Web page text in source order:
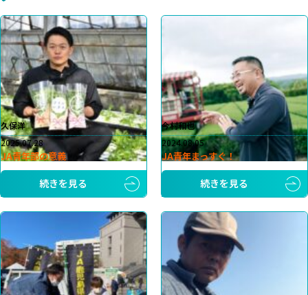
久保洋
2025.07.28
JA青年部の意義
続きを見る
今村和也
2024.08.05
JA青年まっすぐ！
続きを見る